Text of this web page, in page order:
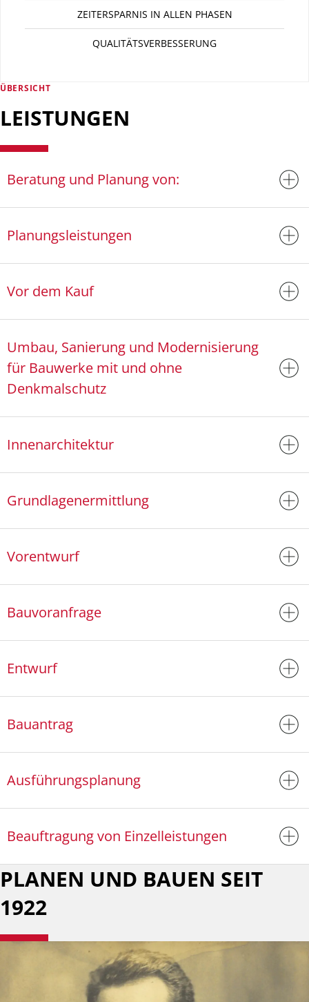
ZEITERSPARNIS IN ALLEN PHASEN
QUALITÄTSVERBESSERUNG
ÜBERSICHT
LEISTUNGEN
Beratung und Planung von:
Planungsleistungen
Vor dem Kauf
Umbau, Sanierung und Modernisierung
für Bauwerke mit und ohne
Denkmalschutz
Innenarchitektur
Grundlagenermittlung
Vorentwurf
Bauvoranfrage
Entwurf
Bauantrag
Ausführungsplanung
Beauftragung von Einzelleistungen
PLANEN UND BAUEN SEIT
1922